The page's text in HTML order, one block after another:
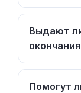
Выдают
Помогут